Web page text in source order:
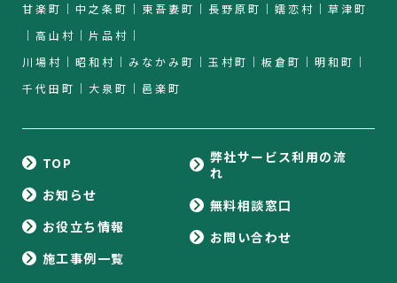
甘楽町｜中之条町｜東吾妻町｜長野原町｜嬬恋村｜草津町
｜高山村｜片品村｜
川場村｜昭和村｜みなかみ町｜玉村町｜板倉町｜明和町｜
千代田町｜大泉町｜邑楽町
TOP
お知らせ
お役立ち情報
施工事例一覧
弊社サービス利用の流
れ
無料相談窓口
お問い合わせ